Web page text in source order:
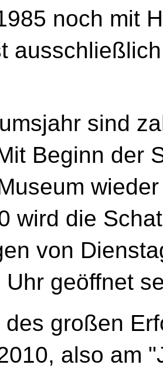
noch mit
sind
Beginn der
wird die
von
Uhr geöffnet
großen
also am